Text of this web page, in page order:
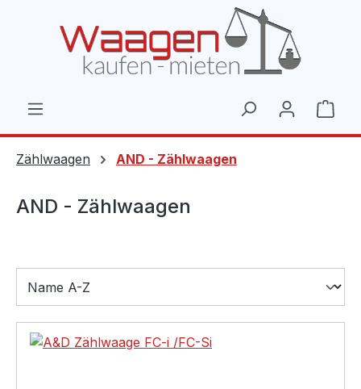
Zählwaagen AND - Zählwaagen
AND - Zählwaagen